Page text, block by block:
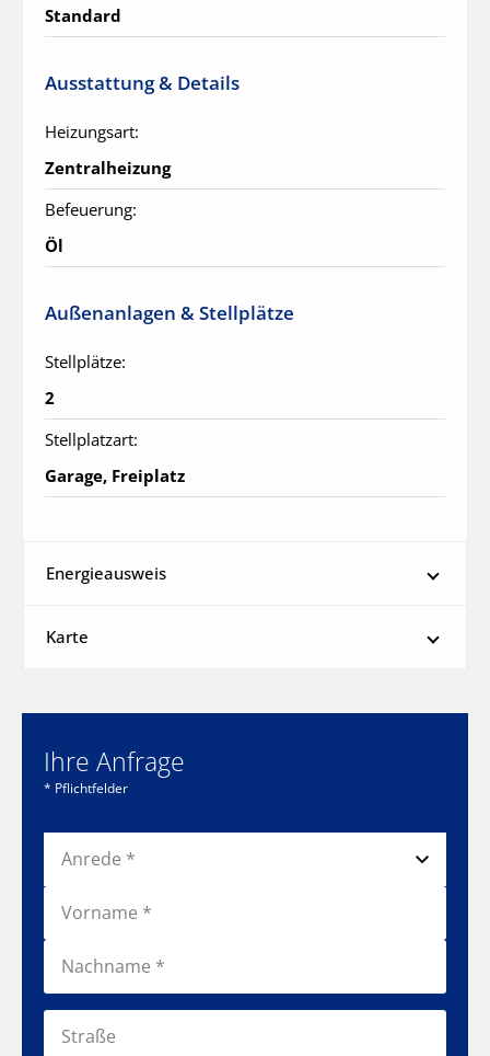
Standard
Ausstattung & Details
Heizungsart:
Zentralheizung
Befeuerung:
Öl
Außenanlagen & Stellplätze
Stellplätze:
2
Stellplatzart:
Garage, Freiplatz
Energieausweis
Karte
Ihre Anfrage
* Pflichtfelder